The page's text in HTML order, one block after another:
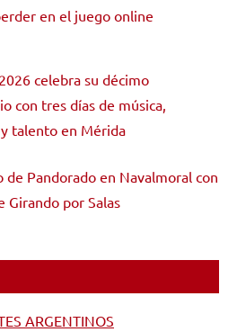
en el juego online
celebra su décimo
con tres días de música,
talento en Mérida
de Pandorado en Navalmoral con
Girando por Salas
ARGENTINOS